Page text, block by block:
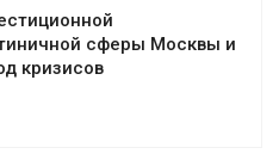
сферы Москвы и
кризисов